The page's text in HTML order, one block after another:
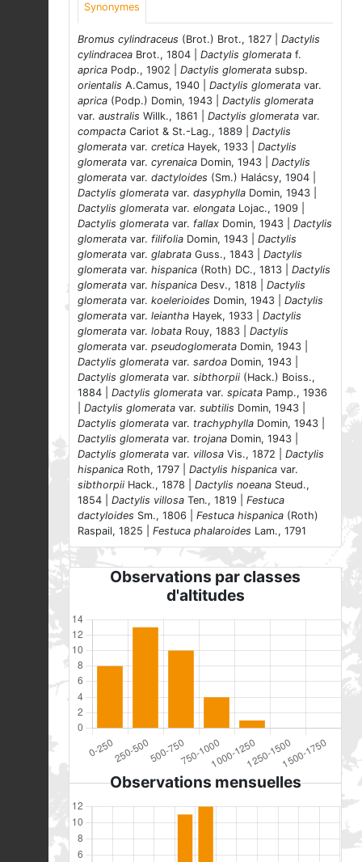
Synonymes
Bromus cylindraceus (Brot.) Brot., 1827 | Dactylis
cylindracea Brot., 1804 | Dactylis glomerata f.
aprica Podp., 1902 | Dactylis glomerata subsp.
orientalis A.Camus, 1940 | Dactylis glomerata var.
aprica (Podp.) Domin, 1943 | Dactylis glomerata
var. australis Willk., 1861 | Dactylis glomerata var.
compacta Cariot & St.-Lag., 1889 | Dactylis
glomerata var. cretica Hayek, 1933 | Dactylis
glomerata var. cyrenaica Domin, 1943 | Dactylis
glomerata var. dactyloides (Sm.) Halácsy, 1904 |
Dactylis glomerata var. dasyphylla Domin, 1943 |
Dactylis glomerata var. elongata Lojac., 1909 |
Dactylis glomerata var. fallax Domin, 1943 | Dactylis
glomerata var. filifolia Domin, 1943 | Dactylis
glomerata var. glabrata Guss., 1843 | Dactylis
glomerata var. hispanica (Roth) DC., 1813 | Dactylis
glomerata var. hispanica Desv., 1818 | Dactylis
glomerata var. koelerioides Domin, 1943 | Dactylis
glomerata var. leiantha Hayek, 1933 | Dactylis
glomerata var. lobata Rouy, 1883 | Dactylis
glomerata var. pseudoglomerata Domin, 1943 |
Dactylis glomerata var. sardoa Domin, 1943 |
Dactylis glomerata var. sibthorpii (Hack.) Boiss.,
1884 | Dactylis glomerata var. spicata Pamp., 1936
Dactylis glomerata var. subtilis Domin, 1943 |
Dactylis glomerata var. trachyphylla Domin, 1943 |
Dactylis glomerata var. trojana Domin, 1943 |
Dactylis glomerata var. villosa Vis., 1872 | Dactylis
hispanica Roth, 1797 | Dactylis hispanica var.
sibthorpii Hack., 1878 | Dactylis noeana Steud.,
1854 | Dactylis villosa Ten., 1819 | Festuca
dactyloides Sm., 1806 | Festuca hispanica (Roth)
Raspail, 1825 | Festuca phalaroides Lam., 1791
Observations par classes
d'altitudes
Observations mensuelles